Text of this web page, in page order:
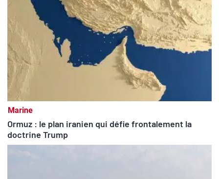
Marine
Ormuz : le plan iranien qui défie frontalement la
doctrine Trump